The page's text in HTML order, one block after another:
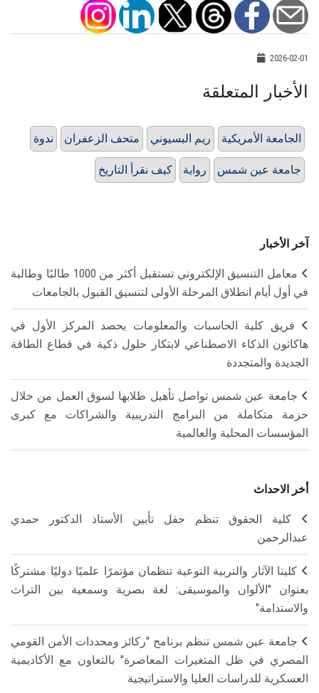
2026-02-01
الأخبار المتعلقة
ندوة متحف الزعفران ريم البسيوني الجامعة الأمريكية
كيف نقرأ التاريخ رواية جامعة عين شمس
آخر الأخبار
معامل التنسيق الإلكتروني تستقبل أكثر من 1000 طالبًا وطالبة
في أول أيام انطلاق المرحلة الأولى لتنسيق القبول بالجامعات
فريق كلية الحاسبات والمعلومات يحصد المركز الأول في
هاكاثون الذكاء الاصطناعي لابتكار حلول ذكية في قطاع الطاقة
الجديدة والمتجددة
جامعة عين شمس تواصل تأهيل طلابها لسوق العمل من خلال
حزمة متكاملة من البرامج التدريبية والشراكات مع كبرى
المؤسسات المحلية والعالمية
أخر الاحداث
كلية الحقوق تنظم حفل تأبين الأستاذ الدكتور حمدي
عبدالرحمن
كليتا الآثار والتربية النوعية تنظمان مؤتمرًا علميًا دوليًا مشتركًا
بعنوان "الألوان والموسيقى: لغة بصرية وسمعية بين التراث
والاستدامة"
جامعة عين شمس تنظم برنامج "ركائز ومحددات الأمن القومي
المصري في ظل المتغيرات المعاصرة" بالتعاون مع الأكاديمية
العسكرية للدراسات العليا والاستراتيجية